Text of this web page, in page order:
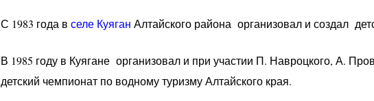
С 1983 года в селе Куяган Алтайского района организовал и создал
В 1985 году в Куягане организовал и при участии П. Навроцкого, А.
детский чемпионат по водному туризму Алтайского края.